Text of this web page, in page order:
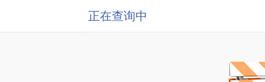
正在查询中